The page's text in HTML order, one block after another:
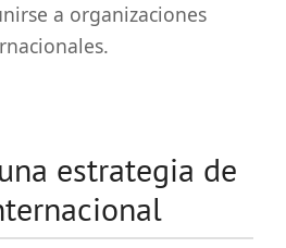
a organizaciones
estrategia de